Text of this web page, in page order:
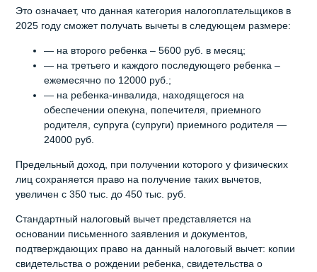
Это означает, что данная категория налогоплательщиков в
2025 году сможет получать вычеты в следующем размере:
— на второго ребенка – 5600 руб. в месяц;
— на третьего и каждого последующего ребенка –
ежемесячно по 12000 руб.;
— на ребенка-инвалида, находящегося на
обеспечении опекуна, попечителя, приемного
родителя, супруга (супруги) приемного родителя —
24000 руб.
Предельный доход, при получении которого у физических
лиц сохраняется право на получение таких вычетов,
увеличен с 350 тыс. до 450 тыс. руб.
Стандартный налоговый вычет представляется на
основании письменного заявления и документов,
подтверждающих право на данный налоговый вычет: копии
свидетельства о рождении ребенка, свидетельства о